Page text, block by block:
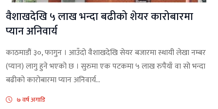
वैशाखदेखि ५ लाख भन्दा बढीको शेयर कारोबारमा
प्यान अनिवार्य
काठमाडौं ३०, फागुन । आउँदो वैशाखदेखि सेयर बजारमा स्थायी लेखा नम्बर
(प्यान) लागु हुने भएको छ । सुरुमा एक पटकमा ५ लाख रुपैयाँ वा सो भन्दा
बढीको कारोबारमा प्यान अनिवार्य...
७ वर्ष अगाडि